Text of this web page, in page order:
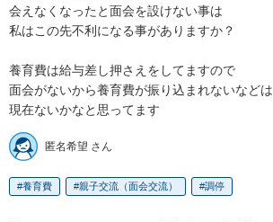
会えなくなったと面会を設けない事は
私はこの先不利になる事がありますか？
養育費は給与差し押さえをしてますので
面会がないから養育費が振り込まれないなどは
現在ないかなと思ってます
匿名希望 さん
養育費 親子交流（面会交流） 調停